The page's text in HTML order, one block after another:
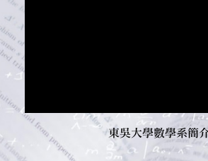
東吳大學數學系簡介